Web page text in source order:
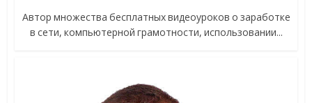
Автор множества бесплатных видеоуроков о заработке
в сети, компьютерной грамотности, использовании...